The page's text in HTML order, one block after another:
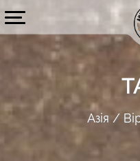
Азія